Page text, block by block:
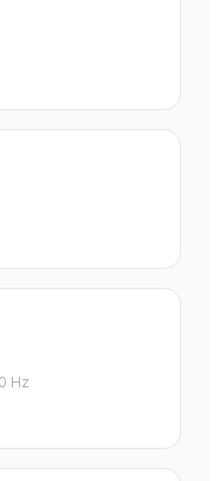
Hz